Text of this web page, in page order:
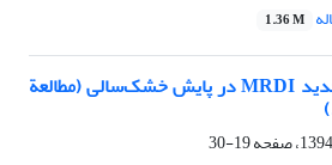
1.36 M
ارائه و ارزیابی شاخص جدید MRDI در پایش خشک‌سالی (مطالعة
19-30